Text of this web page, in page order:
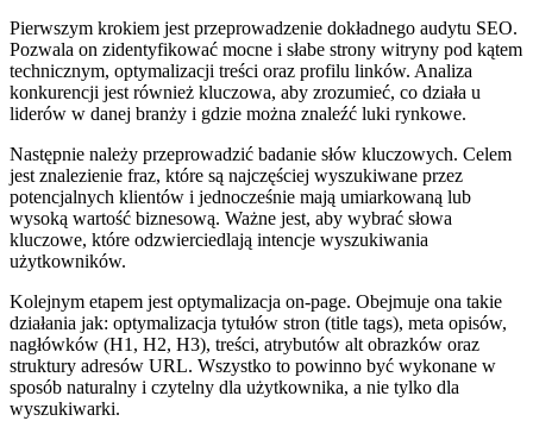
Pierwszym krokiem jest przeprowadzenie dokładnego audytu SEO.
Pozwala on zidentyfikować mocne i słabe strony witryny pod kątem
technicznym, optymalizacji treści oraz profilu linków. Analiza
konkurencji jest również kluczowa, aby zrozumieć, co działa u
liderów w danej branży i gdzie można znaleźć luki rynkowe.
Następnie należy przeprowadzić badanie słów kluczowych. Celem
jest znalezienie fraz, które są najczęściej wyszukiwane przez
potencjalnych klientów i jednocześnie mają umiarkowaną lub
wysoką wartość biznesową. Ważne jest, aby wybrać słowa
kluczowe, które odzwierciedlają intencje wyszukiwania
użytkowników.
Kolejnym etapem jest optymalizacja on-page. Obejmuje ona takie
działania jak: optymalizacja tytułów stron (title tags), meta opisów,
nagłówków (H1, H2, H3), treści, atrybutów alt obrazków oraz
struktury adresów URL. Wszystko to powinno być wykonane w
sposób naturalny i czytelny dla użytkownika, a nie tylko dla
wyszukiwarki.